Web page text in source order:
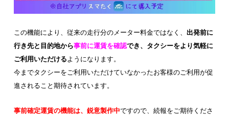
この機能により、従来の走行分のメーター料金ではなく、出発前に
行き先と目的地から事前に運賃を確認でき、タクシーをより気軽に
ご利用いただけるようになります。
今までタクシーをご利用いただけていなかったお客様のご利用が促
進されること期待されています。
事前確定運賃の機能は、鋭意製作中ですので、続報をご期待くださ